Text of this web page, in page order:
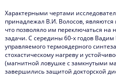
Характерными чертами
принадлежал В.И. Волосов,
что позволяло им переключаться
задачи. С середины 60-х годов
управляемого термоядерного
стохастическому нагреву и
(магнитной ловушке с замкнутыми
завершились защитой докторской